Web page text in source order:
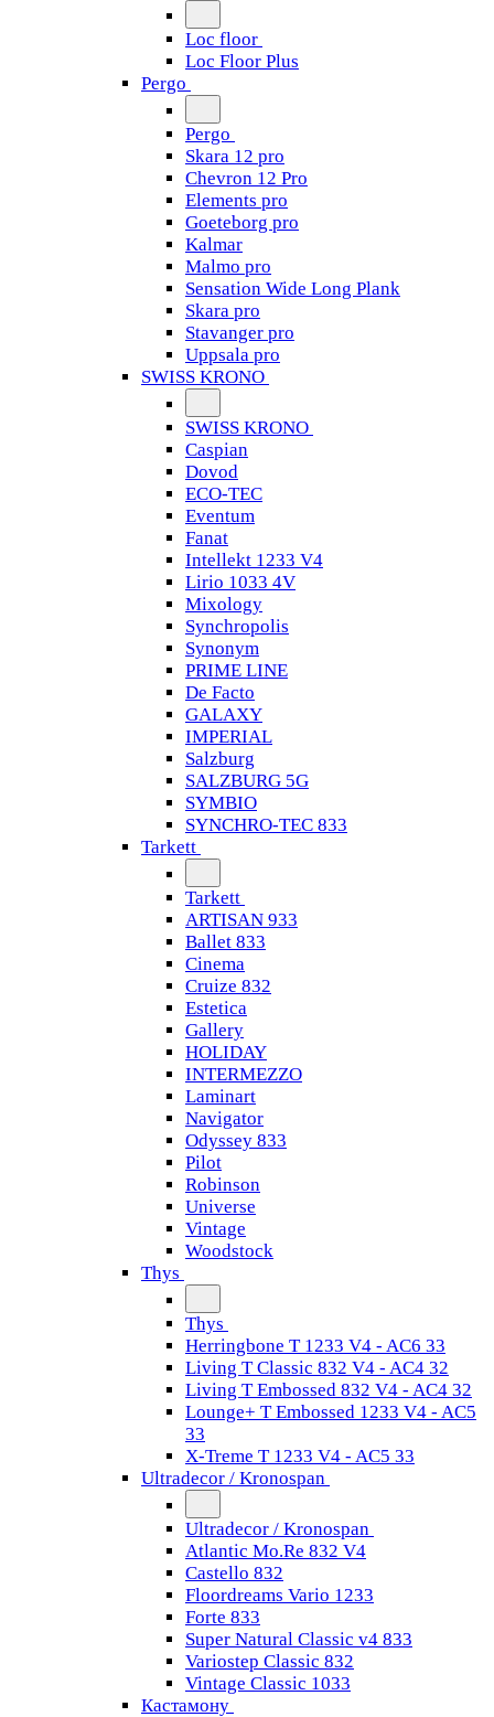
Loc floor
Loc Floor Plus
Pergo
Pergo
Skara 12 pro
Chevron 12 Pro
Elements pro
Goeteborg pro
Kalmar
Malmo pro
Sensation Wide Long Plank
Skara pro
Stavanger pro
Uppsala pro
SWISS KRONO
SWISS KRONO
Caspian
Dovod
ECO-TEC
Eventum
Fanat
Intellekt 1233 V4
Lirio 1033 4V
Mixology
Synchropolis
Synonym
PRIME LINE
De Facto
GALAXY
IMPERIAL
Salzburg
SALZBURG 5G
SYMBIO
SYNCHRO-TEC 833
Tarkett
Tarkett
ARTISAN 933
Ballet 833
Cinema
Cruize 832
Estetica
Gallery
HOLIDAY
INTERMEZZO
Laminart
Navigator
Odyssey 833
Pilot
Robinson
Universe
Vintage
Woodstock
Thys
Thys
Herringbone T 1233 V4 - AC6 33
Living T Classic 832 V4 - AC4 32
Living T Embossed 832 V4 - AC4 32
Lounge+ T Embossed 1233 V4 - AC5
33
X-Treme T 1233 V4 - AC5 33
Ultradecor / Kronospan
Ultradecor / Kronospan
Atlantic Mo.Re 832 V4
Castello 832
Floordreams Vario 1233
Forte 833
Super Natural Classic v4 833
Variostep Classic 832
Vintage Classic 1033
Кастамону